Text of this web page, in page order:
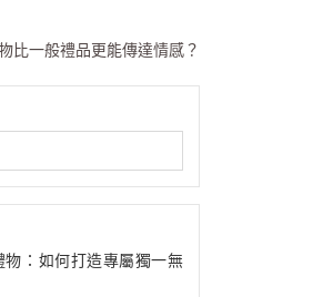
比一般禮品更能傳達情感？
物：如何打造專屬獨一無